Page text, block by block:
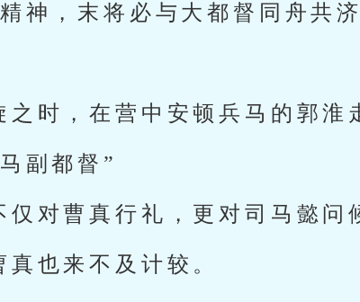
神，末将必与大都督同舟共
时，在营中安顿兵马的郭淮
副都督”
对曹真行礼，更对司马懿问
也来不及计较。